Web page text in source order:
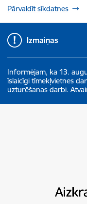
Pārvaldīt sīkdatnes
Izmaiņas
Informējam, ka 13.
īslaicīgi tīmekļvietnes
uzturēšanas darbi.